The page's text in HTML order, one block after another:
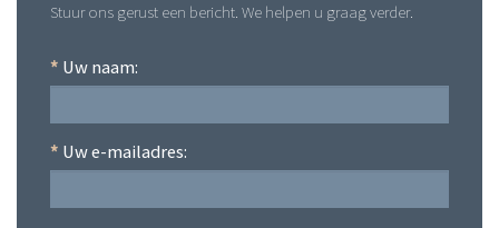
Stuur ons gerust een bericht. We helpen u graag verder.
* Uw naam:
* Uw e-mailadres: